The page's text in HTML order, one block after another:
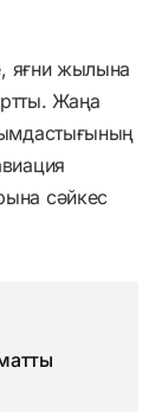
яғни жылына
Жаңа
сәйкес